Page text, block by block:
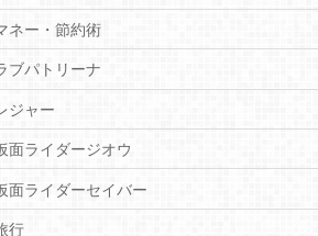
ネー・節約術
ブパトリーナ
ジャー
面ライダージオウ
面ライダーセイバー
行